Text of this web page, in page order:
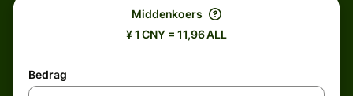
Middenkoers
¥ 1 CNY = 11,96 ALL
Bedrag